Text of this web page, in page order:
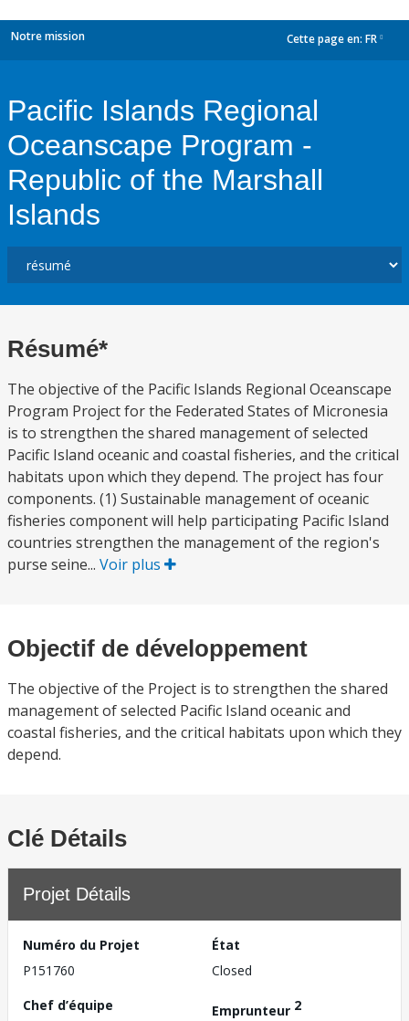
Notre mission Cette page en: FR
Pacific Islands Regional
Oceanscape Program -
Republic of the Marshall
Islands
Résumé*
The objective of the Pacific Islands Regional Oceanscape
Program Project for the Federated States of Micronesia
is to strengthen the shared management of selected
Pacific Island oceanic and coastal fisheries, and the critical
habitats upon which they depend. The project has four
components. (1) Sustainable management of oceanic
fisheries component will help participating Pacific Island
countries strengthen the management of the region's
purse seine... Voir plus
Objectif de développement
The objective of the Project is to strengthen the shared
management of selected Pacific Island oceanic and
coastal fisheries, and the critical habitats upon which they
depend.
Clé Détails
Projet Détails
Numéro du Projet
P151760
État
Closed
Chef d’équipe
Emprunteur 2